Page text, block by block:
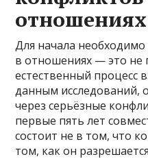
отношениях
Для начала
в отношениях — это не
естественный процесс
данным исследований,
через серьёзные
первые пять лет
состоит не в том, что
том, как он